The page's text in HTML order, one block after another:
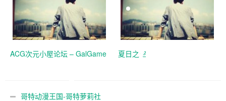
ACG次元小屋论坛 – GalGame 夏日之空
哥特动漫王国-哥特萝莉社